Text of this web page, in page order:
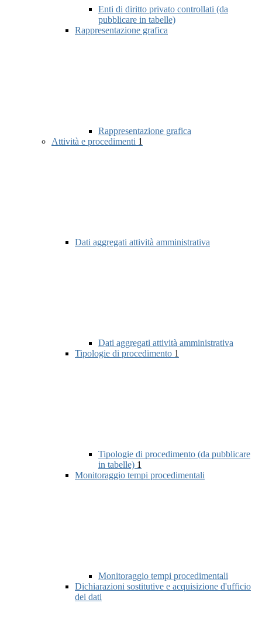
Enti di diritto privato controllati (da
pubblicare in tabelle)
Rappresentazione grafica
Rappresentazione grafica
Attività e procedimenti 1
Dati aggregati attività amministrativa
Dati aggregati attività amministrativa
Tipologie di procedimento 1
Tipologie di procedimento (da pubblicare
in tabelle) 1
Monitoraggio tempi procedimentali
Monitoraggio tempi procedimentali
Dichiarazioni sostitutive e acquisizione d'ufficio
dei dati